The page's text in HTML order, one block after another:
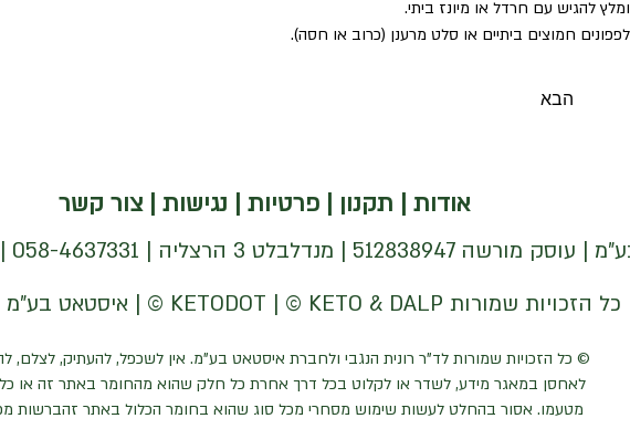
להגיש עם חרדל או מיונז ביתי.
חמוצים ביתיים או סלט מרענן (כרוב או חסה).
הבא
אודות תקנון |פרטיות נגישות |צור קשר
512838947 | מנדלבלט 3 הרצליה | 058-4637331 |
© כל הזכויות שמורות לד"ר רונית הנגבי ולחברת איסטאט בע"מ. אין לשכפל, להעתיק, לצלם,
לאחסן במאגר מידע, לשדר או לקלוט בכל דרך אחרת כל חלק שהוא מהחומר באתר זה או כל
מטעמו. אסור בהחלט לעשות שימוש מסחרי מכל סוג שהוא בחומר הכלול באתר זהברשות